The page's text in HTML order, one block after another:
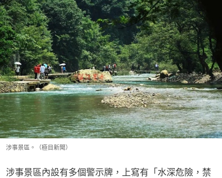
涉事景區。（極目新聞）
涉事景區內設有多個警示牌，上寫有「水深危險，禁